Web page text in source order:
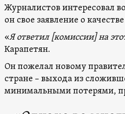
Журналистов интересовал
он свое заявление о
«Я ответил [комиссии] на
Карапетян.
Он пожелал новому
стране – выхода из
минимальными потерями,